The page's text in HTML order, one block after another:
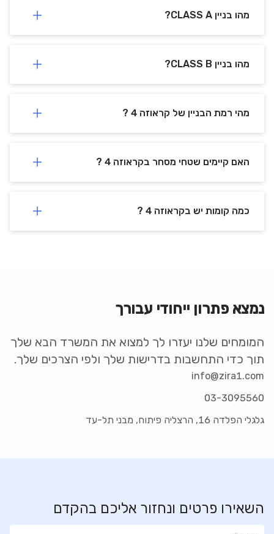
מהו בניין CLASS A?
מהו בניין CLASS B?
מהי רמת הבניין של קראוזה 4 ?
האם קיימים שטחי מסחר בקראוזה 4 ?
כמה קומות יש בקראוזה 4 ?
נמצא פתרון ייחודי עבורך
המומחים שלנו יעזרו לך למצוא את המשרד הבא שלך
תוך כדי התחשבות בדרישות שלך ולפי הצרכים שלך.
info@zira1.com
03-3095560
גלגלי הפלדה 16, הרצליה פיתוח, מבני תל-עד
השאירו פרטים ונחזור אליכם בהקדם